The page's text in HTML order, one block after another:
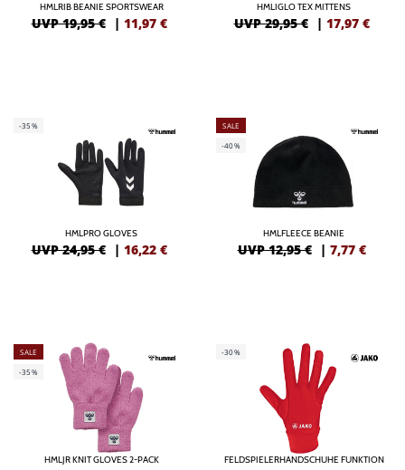
HMLRIB BEANIE SPORTSWEAR
UVP 19,95 € | 11,97 €
HMLIGLO TEX MITTENS
UVP 29,95 € | 17,97 €
-35%
HMLPRO GLOVES
UVP 24,95 € | 16,22 €
SALE
-40%
HMLFLEECE BEANIE
UVP 12,95 € | 7,77 €
SALE
-35%
HMLJR KNIT GLOVES 2-PACK
-30%
FELDSPIELERHANDSCHUHE FUNKTION